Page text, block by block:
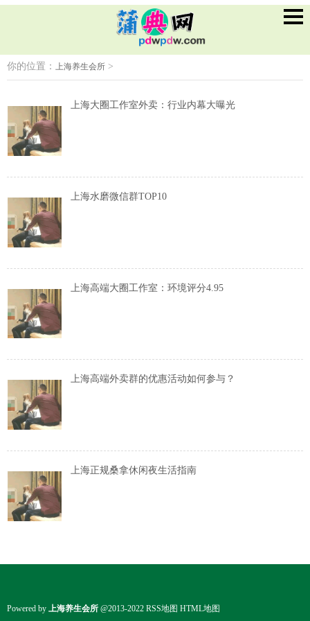
你的位置： 上海养生会所 >
上海大圈工作室外卖：行业内幕大曝光
上海水磨微信群TOP10
上海高端大圈工作室：环境评分4.95
上海高端外卖群的优惠活动如何参与？
上海正规桑拿休闲夜生活指南
Powered by 上海养生会所 @2013-2022 RSS地图 HTML地图